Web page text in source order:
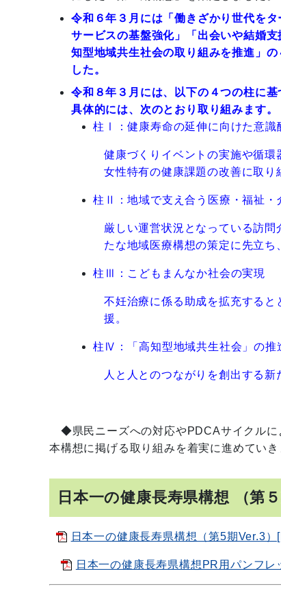
令和６年３月には「働きざかり世代を
サービスの基盤強化」「出会いや結婚
知型地域共生社会の取り組みを推進」
した。
令和８年３月には、以下の ４つの柱に
具体的には、次のとおり取り組みます。
柱Ⅰ：健康寿命の延伸に向けた意識
健康づくりイベントの実施や循
女性特有の健康課題の改善に取り
柱Ⅱ：地域で支え合う医療・福祉・
厳しい運営状況となっている訪
たな地域医療構想の策定に先立ち
柱Ⅲ：こどもまんなか社会の実現
不妊治療に係る助成を拡充する
援。
柱Ⅳ：「高知型地域共生社会」の推
人と人とのつながりを創出する新
◆県民ニーズへの対応やPDCAサイクルに
本構想に掲げる取り組みを着実に進めていき
日本一の健康長寿県構想 （第
日本一の健康長寿県構想（第5期Ver.3
日本一の健康長寿県構想PR用パンフ